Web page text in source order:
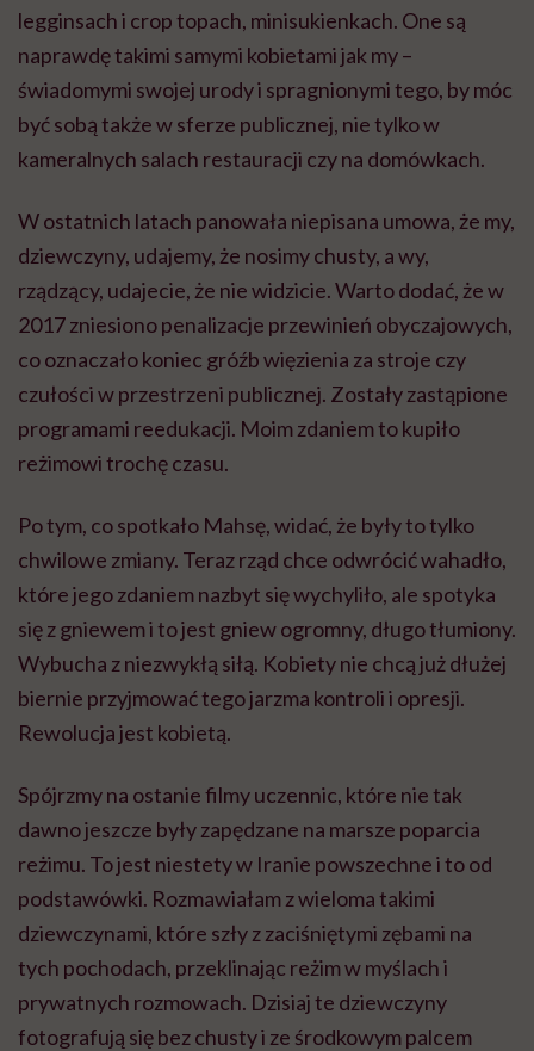
legginsach i croptopach, minisukienkach. One są
naprawdę takimi samymi kobietami jak my –
świadomymi swojej urody i spragnionymi tego, by móc
być sobą także w sferze publicznej, nie tylko w
kameralnych salach restauracji czy na domówkach.
W ostatnich latach panowała niepisana umowa, że my,
dziewczyny, udajemy, że nosimy chusty, a wy,
rządzący, udajecie, że nie widzicie. Warto dodać, że w
2017 zniesiono penalizacje przewinień obyczajowych,
co oznaczało koniec gróźb więzienia za stroje czy
czułości w przestrzeni publicznej. Zostały zastąpione
programami reedukacji. Moim zdaniem to kupiło
reżimowi trochę czasu.
Po tym, co spotkało Mahsę,widać, że były to tylko
chwilowe zmiany. Teraz rząd chce odwrócić wahadło,
które jego zdaniem nazbyt się wychyliło, ale spotyka
się z gniewem i to jest gniew ogromny, długo tłumiony.
Wybucha z niezwykłą siłą. Kobiety nie chcą już dłużej
biernie przyjmować tego jarzma kontroli i opresji.
Rewolucja jest kobietą.
Spójrzmy na ostanie filmy uczennic, które nie tak
dawno jeszcze były zapędzane na marsze poparcia
reżimu. To jest niestety w Iranie powszechne i to od
podstawówki. Rozmawiałam z wieloma takimi
dziewczynami, które szły z zaciśniętymi zębami na
tych pochodach, przeklinając reżim w myślach i
prywatnych rozmowach. Dzisiaj te dziewczyny
fotografują się bez chusty i ze środkowym palcem